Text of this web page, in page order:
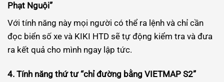
Phạt Nguội”
Với tính năng này mọi người có thể ra lệnh và chỉ cần
đọc biển số xe và KIKI HTD sẽ tự động kiểm tra và đưa
ra kết quả cho mình ngay lập tức.
4. Tính năng thứ tư “chỉ đường bằng VIETMAP S2”